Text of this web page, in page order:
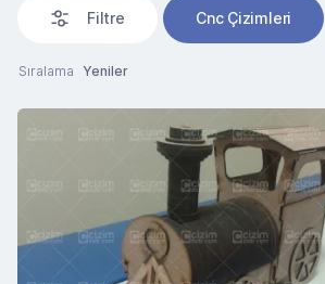
Filtre Cnc Çizimleri
Sıralama Yeniler